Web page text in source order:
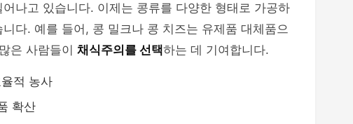
나고 있습니다. 이제는 콩류를 다양한 형태로 가공하
다. 예를 들어, 콩 밀크나 콩 치즈는 유제품 대체품으
은 사람들이 채식주의를 선택하는 데 기여합니다.
적 농사
확산